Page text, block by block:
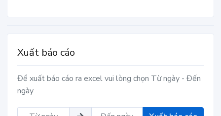
Xuất báo cáo
Để xuất báo cáo ra excel vui lòng chọn Từ ngày - Đến
ngày